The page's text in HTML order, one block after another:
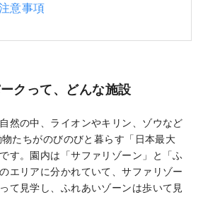
意事項
クって、どんな施設
然の中、ライオンやキリン、ゾウなど
たちがのびのびと暮らす「日本最大
す。園内は「サファリゾーン」と「ふ
エリアに分かれていて、サファリゾー
て見学し、ふれあいゾーンは歩いて見